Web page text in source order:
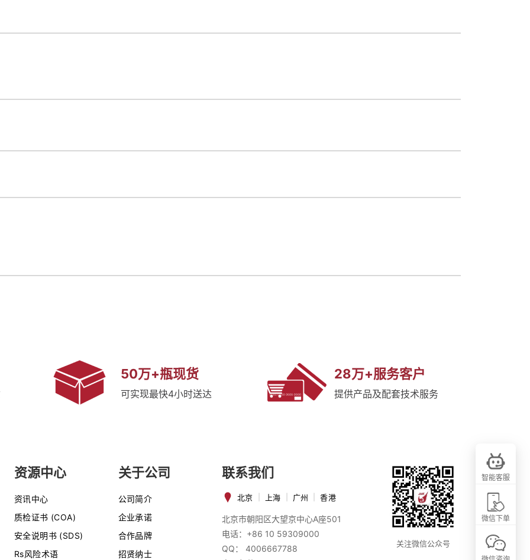
50万+瓶现货
可实现最快4小时送达
28万+服务客户
提供产品及配套技术服务
资源中心
资讯中心
质检证书 (COA)
安全说明书 (SDS)
Rs风险术语
关于公司
公司简介
企业承诺
合作品牌
招贤纳士
联系我们
北京 上海 广州 香港
北京市朝阳区大望京中心A座501
电话：+86 10 59309000
QQ： 4006667788
关注微信公众号
智能客服
微信下单